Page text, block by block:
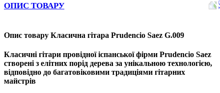
ОПИС ТОВАРУ
Опис товару Класична гітара Prudencio Saez G.009
Класичні гітари провідної іспанської фірми Prudencio Saez
створені з елітних порід дерева за унікальною технологією,
відповідно до багатовіковими традиціями гітарних
майстрів